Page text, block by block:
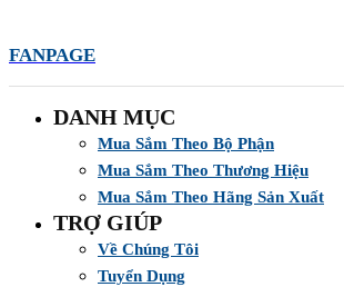
FANPAGE
DANH MỤC
Mua Sắm Theo Bộ Phận
Mua Sắm Theo Thương Hiệu
Mua Sắm Theo Hãng Sản Xuất
TRỢ GIÚP
Về Chúng Tôi
Tuyển Dụng